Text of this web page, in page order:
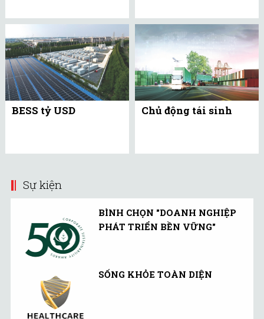
BESS tỷ USD Chủ động tái sinh
Sự kiện
BÌNH CHỌN "DOANH NGHIỆP
PHÁT TRIỂN BỀN VỮNG"
SỐNG KHỎE TOÀN DIỆN